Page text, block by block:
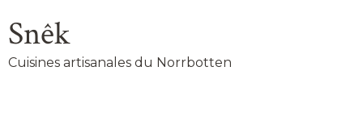
Snêk
Cuisines artisanales du Norrbotten